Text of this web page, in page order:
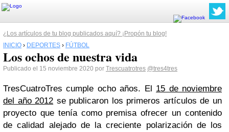
¿Los artículos de tu blog publicados aquí? ¡Propón tu blog!
INICIO › DEPORTES › FÚTBOL
Los ochos de nuestra vida
Publicado el 15 noviembre 2020 por Trescuatrotres @tres4tres
TresCuatroTres cumple ocho años. El 15 de noviembre
del año 2012 se publicaron los primeros artículos de un
proyecto que tenía como premisa ofrecer un contenido
de calidad alejado de la creciente polarización de los